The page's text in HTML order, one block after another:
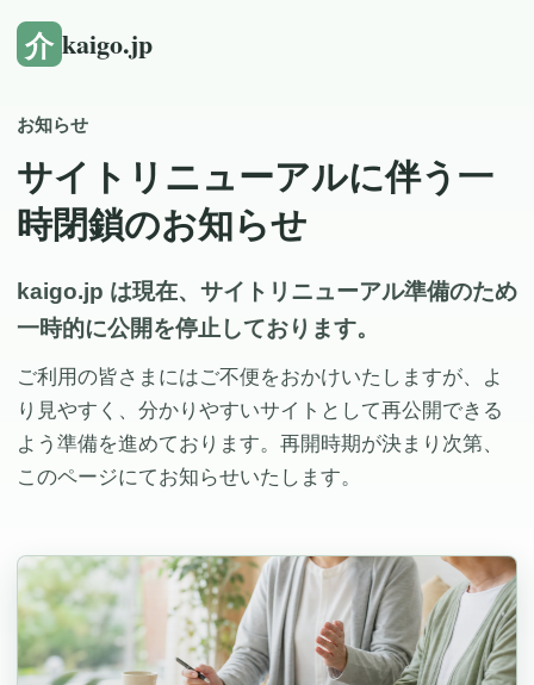
介 kaigo.jp
お知らせ
サイトリニューアルに伴う一
時閉鎖のお知らせ
kaigo.jp は現在、サイトリニューアル準備のため
一時的に公開を停止しております。
ご利用の皆さまにはご不便をおかけいたしますが、よ
り見やすく、分かりやすいサイトとして再公開できる
よう準備を進めております。再開時期が決まり次第、
このページにてお知らせいたします。